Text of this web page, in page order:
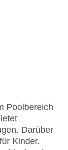
Poolbereich
Darüber
Kinder.